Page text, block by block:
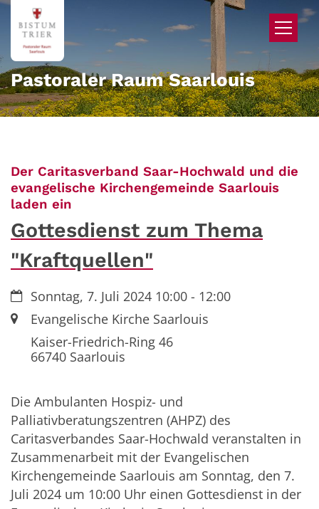
Zum Inhalt springen
Pastoraler Raum Saarlouis
Der Caritasverband Saar-Hochwald und die
evangelische Kirchengemeinde Saarlouis
laden ein
Gottesdienst zum Thema
"Kraftquellen"
Datum:Sonntag, 7. Juli 2024 10:00 - 12:00
Ort:Evangelische Kirche Saarlouis
Kaiser-Friedrich-Ring 46
66740Saarlouis
Die Ambulanten Hospiz- und
Palliativberatungszentren (AHPZ) des
Caritasverbandes Saar-Hochwald veranstalten in
Zusammenarbeit mit der Evangelischen
Kirchengemeinde Saarlouis am Sonntag, den 7.
Juli 2024 um 10:00 Uhr einen Gottesdienst in der